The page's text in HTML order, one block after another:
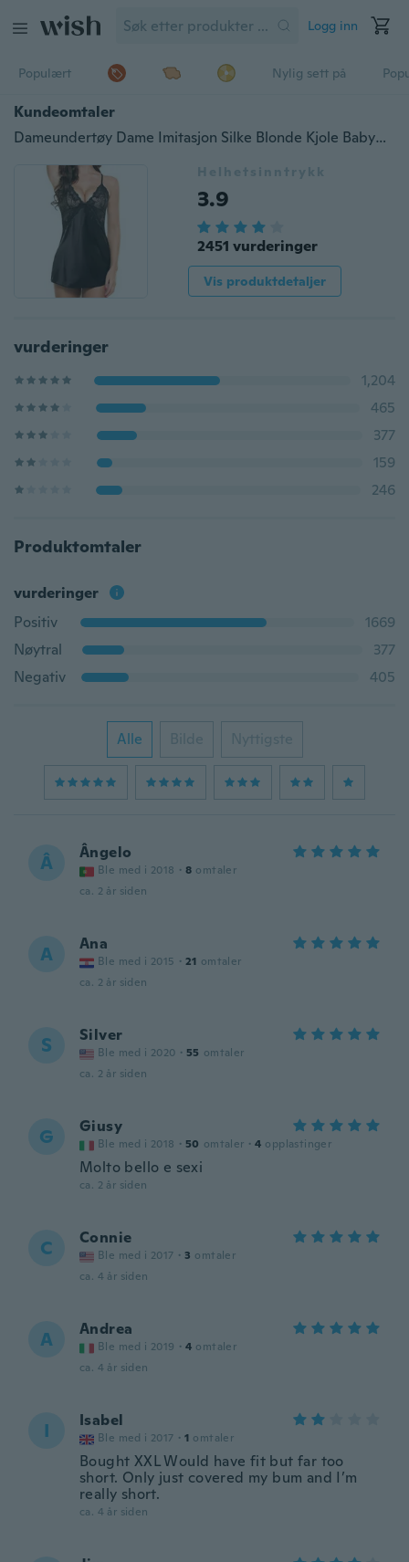
Logg inn
Populært Nylig sett på
Kundeomtaler
Dameundertøy Dame Imitasjon Silke Blonde Kjole Babydoll Nattkjole Nattkjole Natttøy
Helhetsinntrykk
3.9
2451 vurderinger
Vis produktdetaljer
vurderinger
1,204
465
377
159
246
Produktomtaler
vurderinger
Positiv
1669
Nøytral
377
Negativ
405
Alle Bilde Nyttigste
Â Ângelo
Ble med i 2018 · 8 omtaler
ca. 2 år siden
A Ana
Ble med i 2015 · 21 omtaler
ca. 2 år siden
S Silver
Ble med i 2020 · 55 omtaler
ca. 2 år siden
G Giusy
Ble med i 2018 · 50 omtaler · 4 opplastinger
Molto bello e sexi
ca. 2 år siden
C Connie
Ble med i 2017 · 3 omtaler
ca. 4 år siden
A Andrea
Ble med i 2019 · 4 omtaler
ca. 4 år siden
I Isabel
Ble med i 2017 · 1 omtaler
Bought XXL Would have fit but far too
short. Only just covered my bum and I’m
really short.
ca. 4 år siden